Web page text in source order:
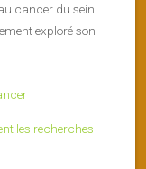
cancer du sein.
exploré son
les recherches